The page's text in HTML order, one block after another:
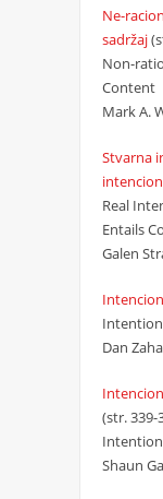
Ne-
sadržaj
Non-
Content
Mark A.
Stvarna
Real
Entails
Galen
Dan
(str. 339-
Shaun